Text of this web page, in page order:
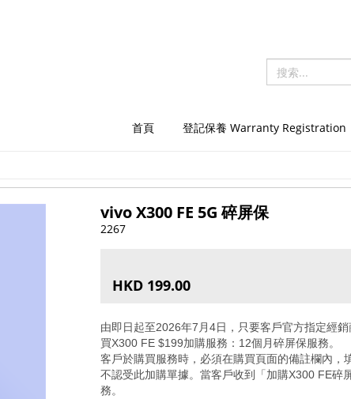
首頁 登記保養 Warranty Registration
vivo X300 FE 5G 碎屏保
2267
HKD 199.00
由即日起至2026年7 月4日，只要客戶官方指定經銷
買X300 FE $199加購服務： 12個月碎屏保服務。
客戶於購買服務時，必須在購買頁面的備註欄內，
不認受此加購單據。當客戶收到「加購X300 FE碎
務。